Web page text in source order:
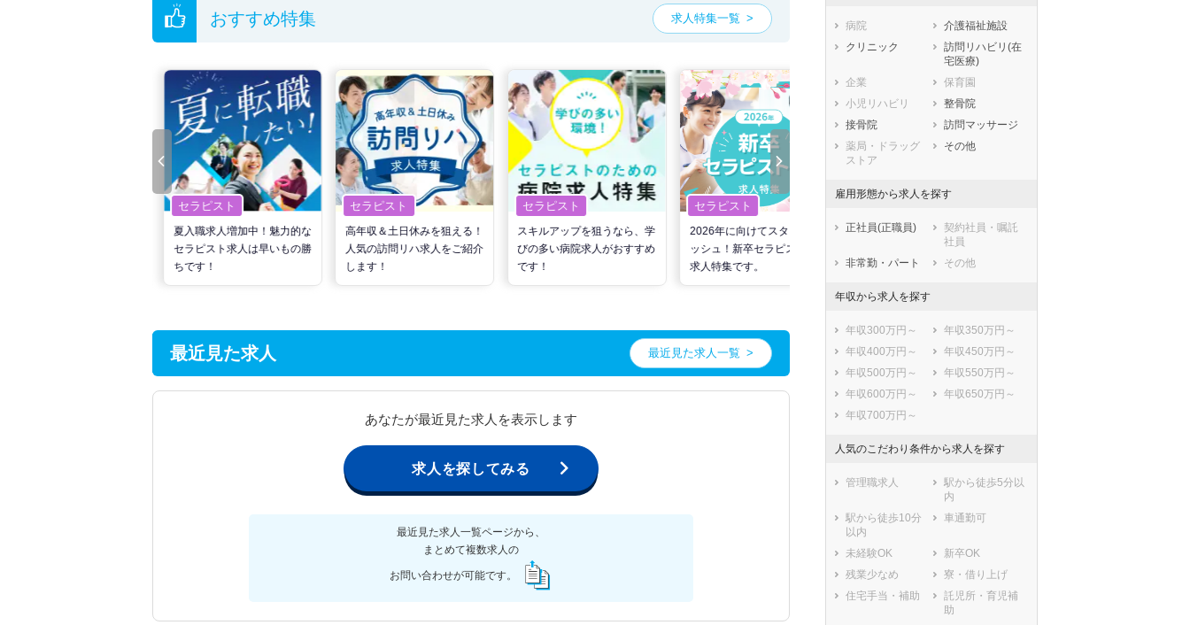
おすすめ特集 求人特集一覧
セラピスト
夏入職求人増加中！魅力的な
セラピスト求人は早いもの勝
ちです！
セラピスト
高年収＆土日休みを狙える！
人気の訪問リハ求人をご紹介
します！
セラピスト
スキルアップを狙うなら、学
びの多い病院求人がおすすめ
です！
セラピスト
2026年に向けてスタートダ
ッシュ！新卒セラピスト向け
求人特集です。
世の中の需要の高まりととも
に増加傾向の「介護施設」求
人をご紹介！
最近見た求人 最近見た求人一覧
あなたが最近見た求人を表示します
求人を探してみる
最近見た求人一覧ページから、
まとめて複数求人の
お問い合わせが可能です。
石川県
福井県
岐阜県
静岡県
愛知県
三重県
大阪府
兵庫県
奈良県
鳥取県
島根県
広島県
山口県
徳島県
香川県
愛媛県
熊本県
大分県
病院
介護福祉施設
クリニック
訪問リハビリ(在
宅医療)
企業
保育園
小児リハビリ
整骨院
接骨院
訪問マッサージ
薬局・ドラッグ
ストア
その他
雇用形態から求人を探す
正社員(正職員)
契約社員・嘱託
社員
非常勤・パート
その他
年収から求人を探す
年収300万円～
年収350万円～
年収400万円～
年収450万円～
年収500万円～
年収550万円～
年収600万円～
年収650万円～
年収700万円～
人気のこだわり条件から求人を探す
管理職求人
駅から徒歩5分以
内
駅から徒歩10分
以内
車通勤可
未経験OK
新卒OK
残業少なめ
寮・借り上げ
住宅手当・補助
託児所・育児補
助